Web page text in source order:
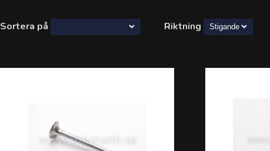
Sortera på Riktning